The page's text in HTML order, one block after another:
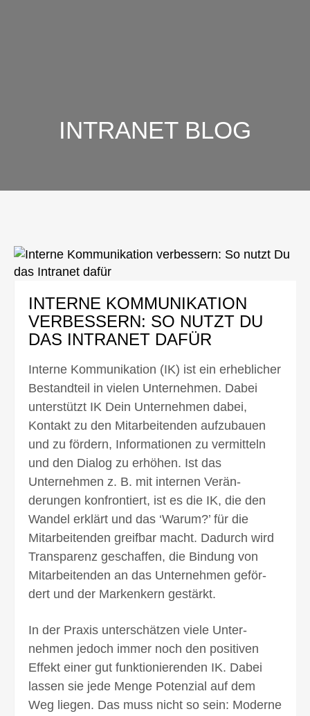
INTRANET BLOG
INTERNE KOMMUNIKATION
VERBESSERN: SO NUTZT DU
DAS INTRANET DAFÜR
Interne Kommunikation (IK) ist ein erheblicher
Bestand­teil in vielen Unter­nehmen. Dabei
unterstützt IK Dein Unternehmen dabei,
Kontakt zu den Mitarbei­tenden aufzu­bauen
und zu fördern, Informa­tionen zu vermitteln
und den Dialog zu er­höhen. Ist das
Unternehmen z. B. mit internen Verän­
derungen konfron­tiert, ist es die IK, die den
Wandel erklärt und das ‘Warum?’ für die
Mitarbei­tenden greif­bar macht. Dadurch wird
Transpa­renz geschaffen, die Bindung von
Mitarbeitenden an das Unternehmen geför­
dert und der Marken­kern gestärkt.
In der Praxis unter­schätzen viele Unter­
nehmen jedoch immer noch den positiven
Effekt einer gut funktionierenden IK. Dabei
lassen sie jede Menge Potenzial auf dem
Weg liegen. Das muss nicht so sein: Moderne